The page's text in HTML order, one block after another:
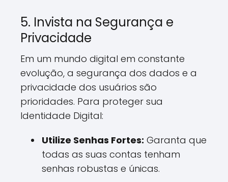
5. Invista na Segurança e
Privacidade
Em um mundo digital em constante
evolução, a segurança dos dados e a
privacidade dos usuários são
prioridades. Para proteger sua
Identidade Digital:
Utilize Senhas Fortes: Garanta que
todas as suas contas tenham
senhas robustas e únicas.